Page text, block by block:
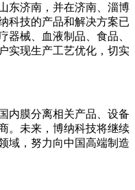
东济南，并在济南、淄博
科技的产品和解决方案已
器械、血液制品、食品、
实现生产工艺优化，切实
内膜分离相关产品、设备
。未来，博纳科技将继续
域，努力向中国高端制造